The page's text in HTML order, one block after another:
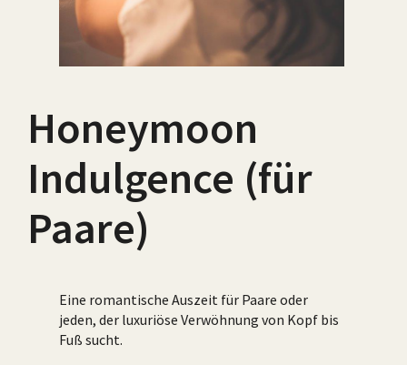
Honeymoon
Indulgence (für
Paare)
Eine romantische Auszeit für Paare oder
jeden, der luxuriöse Verwöhnung von Kopf bis
Fuß sucht.